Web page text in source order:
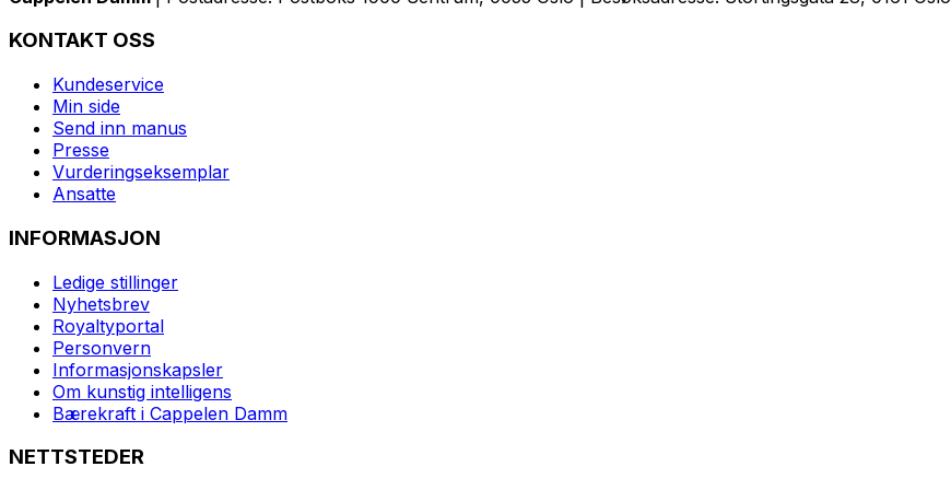
KONTAKT OSS
Kundeservice
Min side
Send inn manus
Presse
Vurderingseksemplar
Ansatte
INFORMASJON
Ledige stillinger
Nyhetsbrev
Royaltyportal
Personvern
Informasjonskapsler
Om kunstig intelligens
Bærekraft i Cappelen Damm
NETTSTEDER